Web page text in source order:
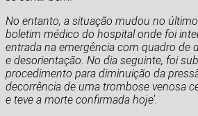
No entanto, a situação mudou no
boletim médico do hospital onde foi
entrada na emergência com quadro de
e desorientação. No dia seguinte, foi
procedimento para diminuição da
decorrência de uma trombose venosa
e teve a morte confirmada hoje’.